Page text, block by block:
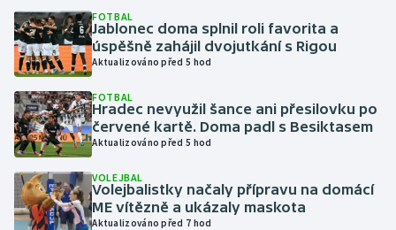
Lyže a snowboard
Moderní pětiboj
Motorsport
Olympijské hry
Parasport
FOTBAL
Jablonec doma splnil roli favorita a
úspěšně zahájil dvojutkání s Rigou
Aktualizováno před 5 hod
FOTBAL
Hradec nevyužil šance ani přesilovku po
červené kartě. Doma padl s Besiktasem
Aktualizováno před 5 hod
VOLEJBAL
Volejbalistky načaly přípravu na domácí
ME vítězně a ukázaly maskota
Aktualizováno před 7 hod